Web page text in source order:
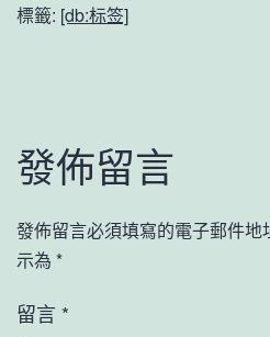
標籤: [db:标签]
發佈留言
發佈留言必須填寫的電子郵件地
示為 *
留言 *